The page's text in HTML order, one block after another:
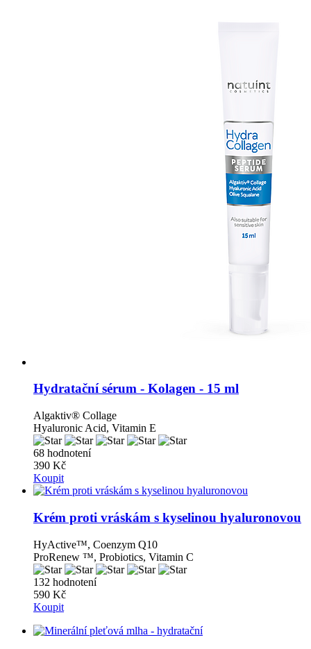
Hydratační sérum - Kolagen - 15 ml
Algaktiv® Collage
Hyaluronic Acid, Vitamin E
68 hodnotení
390 Kč
Koupit
Krém proti vráskám s kyselinou hyaluronovou
HyActive™, Coenzym Q10
ProRenew ™, Probiotics, Vitamin C
132 hodnotení
590 Kč
Koupit